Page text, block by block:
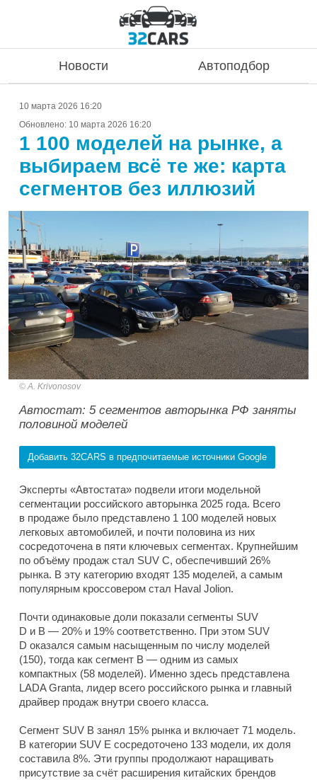
Новости Автоподбор
10 марта 2026 16:20
Обновлено: 10 марта 2026 16:20
1 100 моделей на рынке, а
выбираем всё те же: карта
сегментов без иллюзий
A. Krivonosov
Автостат: 5 сегментов авторынка РФ заняты
половиной моделей
Добавить 32CARS в предпочитаемые источники Google
Эксперты «Автостата» подвели итоги модельной
сегментации российского авторынка 2025 года. Всего
в продаже было представлено 1 100 моделей новых
легковых автомобилей, и почти половина из них
сосредоточена в пяти ключевых сегментах. Крупнейшим
по объёму продаж стал SUV C, обеспечивший 26%
рынка. В эту категорию входят 135 моделей, а самым
популярным кроссовером стал Haval Jolion.
Почти одинаковые доли показали сегменты SUV
D и B — 20% и 19% соответственно. При этом SUV
D оказался самым насыщенным по числу моделей
(150), тогда как сегмент B — одним из самых
компактных (58 моделей). Именно здесь представлена
LADA Granta, лидер всего российского рынка и главный
драйвер продаж внутри своего класса.
Сегмент SUV B занял 15% рынка и включает 71 модель.
В категории SUV E сосредоточено 133 модели, их доля
составила 8%. Эти группы продолжают наращивать
присутствие за счёт расширения китайских брендов